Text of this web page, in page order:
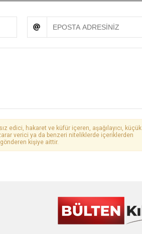
edici, hakaret ve küfür içeren, aşağılayıcı, küçük
verici ya da benzeri niteliklerde içeriklerden
kişiye aittir.